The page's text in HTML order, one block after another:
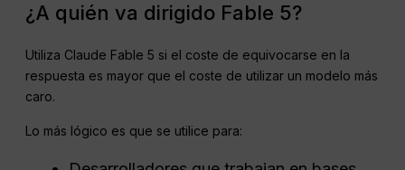
¿A quién va dirigido Fable 5?
Utiliza Claude Fable 5 si el coste de equivocarse en la
respuesta es mayor que el coste de utilizar un modelo más
caro.
Lo más lógico es que se utilice para: